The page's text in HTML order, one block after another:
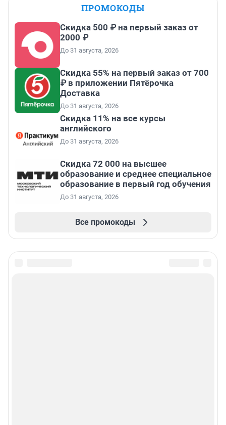
ПРОМОКОДЫ
Скидка 500 ₽ на первый заказ от
2000 ₽
До 31 августа, 2026
Скидка 55% на первый заказ от 700
₽ в приложении Пятёрочка
Доставка
До 31 августа, 2026
Скидка 11% на все курсы
английского
До 31 августа, 2026
Скидка 72 000 на высшее
образование и среднее специальное
образование в первый год обучения
До 31 августа, 2026
Все промокоды